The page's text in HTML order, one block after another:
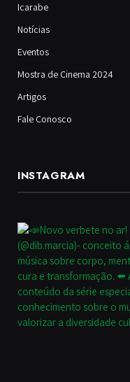
Icarabe
Notícias
Eventos
Mostra de Cinema 2024
Artigos
Fale Conosco
INSTAGRAM